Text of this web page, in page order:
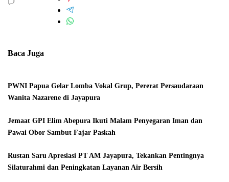
Baca Juga
PWNI Papua Gelar Lomba Vokal Grup, Pererat Persaudaraan
Wanita Nazarene di Jayapura
Jemaat GPI Elim Abepura Ikuti Malam Penyegaran Iman dan
Pawai Obor Sambut Fajar Paskah
Rustan Saru Apresiasi PT AM Jayapura, Tekankan Pentingnya
Silaturahmi dan Peningkatan Layanan Air Bersih